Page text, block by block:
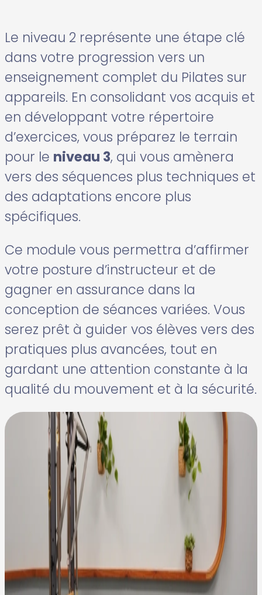
Le niveau 2 représente une étape clé
dans votre progression vers un
enseignement complet du Pilates sur
appareils. En consolidant vos acquis et
en développant votre répertoire
d’exercices, vous préparez le terrain
pour le niveau 3, qui vous amènera
vers des séquences plus techniques et
des adaptations encore plus
spécifiques.
Ce module vous permettra d’affirmer
votre posture d’instructeur et de
gagner en assurance dans la
conception de séances variées. Vous
serez prêt à guider vos élèves vers des
pratiques plus avancées, tout en
gardant une attention constante à la
qualité du mouvement et à la sécurité.